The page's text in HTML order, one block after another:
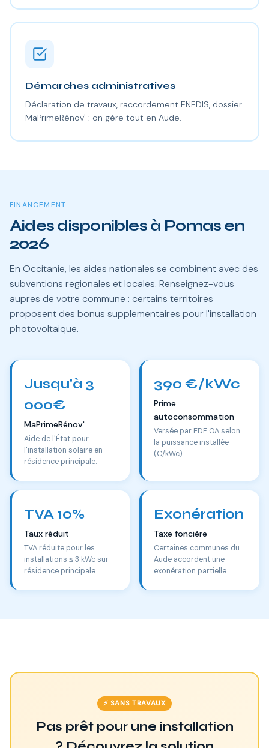
Démarches administratives
Déclaration de travaux, raccordement ENEDIS, dossier
MaPrimeRénov' : on gère tout en Aude.
FINANCEMENT
Aides disponibles à Pomas en
2026
En Occitanie, les aides nationales se combinent avec des
subventions regionales et locales. Renseignez-vous
aupres de votre commune : certains territoires
proposent des bonus supplementaires pour l'installation
photovoltaique.
Jusqu'à 3
000€
MaPrimeRénov'
Aide de l'État pour
l'installation solaire en
résidence principale.
390 €/kWc
Prime
autoconsommation
Versée par EDF OA selon
la puissance installée
(€/kWc).
TVA 10%
Taux réduit
TVA réduite pour les
installations ≤ 3 kWc sur
résidence principale.
Exonération
Taxe foncière
Certaines communes du
Aude accordent une
exonération partielle.
⚡ SANS TRAVAUX
Pas prêt pour une installation